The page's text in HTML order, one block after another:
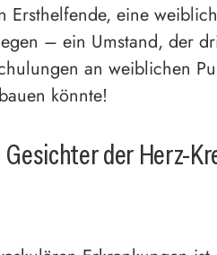
Ersthelfende, eine
– ein Umstand, der
an weiblichen
könnte!
der Herz-